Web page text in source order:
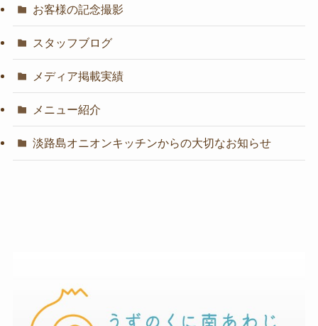
お客様の記念撮影
スタッフブログ
メディア掲載実績
メニュー紹介
淡路島オニオンキッチンからの大切なお知らせ